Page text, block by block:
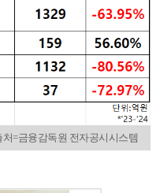
=금융감독원 전자공시시스템